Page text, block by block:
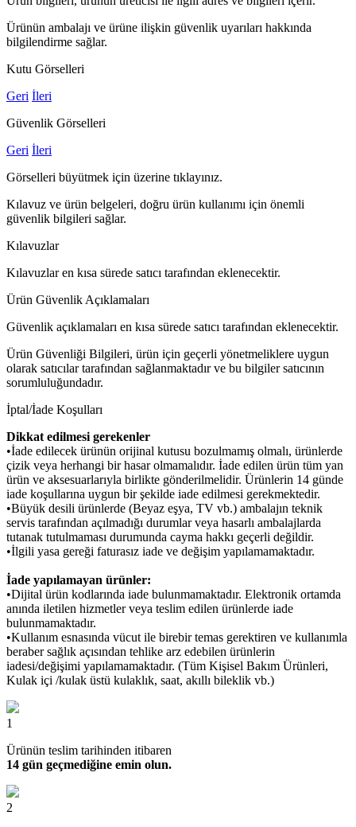
Ürünün ambalajı ve ürüne ilişkin güvenlik uyarıları hakkında
bilgilendirme sağlar.
Kutu Görselleri
Geri İleri
Güvenlik Görselleri
Geri İleri
Görselleri büyütmek için üzerine tıklayınız.
Kılavuz ve ürün belgeleri, doğru ürün kullanımı için önemli
güvenlik bilgileri sağlar.
Kılavuzlar
Kılavuzlar en kısa sürede satıcı tarafından eklenecektir.
Ürün Güvenlik Açıklamaları
Güvenlik açıklamaları en kısa sürede satıcı tarafından eklenecektir.
Ürün Güvenliği Bilgileri, ürün için geçerli yönetmeliklere uygun
olarak satıcılar tarafından sağlanmaktadır ve bu bilgiler satıcının
sorumluluğundadır.
İptal/İade Koşulları
Dikkat edilmesi gerekenler
•İade edilecek ürünün orijinal kutusu bozulmamış olmalı, ürünlerde
çizik veya herhangi bir hasar olmamalıdır. İade edilen ürün tüm yan
ürün ve aksesuarlarıyla birlikte gönderilmelidir. Ürünlerin 14 günde
iade koşullarına uygun bir şekilde iade edilmesi gerekmektedir.
•Büyük desili ürünlerde (Beyaz eşya, TV vb.) ambalajın teknik
servis tarafından açılmadığı durumlar veya hasarlı ambalajlarda
tutanak tutulmaması durumunda cayma hakkı geçerli değildir.
•İlgili yasa gereği faturasız iade ve değişim yapılamamaktadır.
İade yapılamayan ürünler:
•Dijital ürün kodlarında iade bulunmamaktadır. Elektronik ortamda
anında iletilen hizmetler veya teslim edilen ürünlerde iade
bulunmamaktadır.
•Kullanım esnasında vücut ile birebir temas gerektiren ve kullanımla
beraber sağlık açısından tehlike arz edebilen ürünlerin
iadesi/değişimi yapılamamaktadır. (Tüm Kişisel Bakım Ürünleri,
Kulak içi /kulak üstü kulaklık, saat, akıllı bileklik vb.)
1
Ürünün teslim tarihinden itibaren
14 gün geçmediğine emin olun.
2